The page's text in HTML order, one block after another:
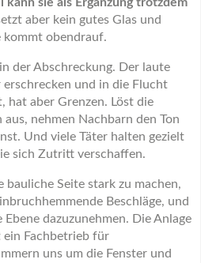
kann sie als Ergänzung trotzdem
aber kein gutes Glas und
kommt obendrauf.
der Abschreckung. Der laute
und in die Flucht
hat aber Grenzen. Löst die
nehmen Nachbarn den Ton
Und viele Täter halten gezielt
sich Zutritt verschaffen.
bauliche Seite stark zu machen,
Beschläge, und
dazuzunehmen. Die Anlage
Fachbetrieb für
uns um die Fenster und